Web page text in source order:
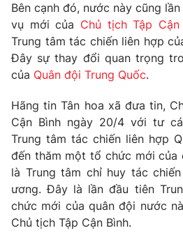
Câu chuyện quốc tế
Tài chính
Thị trường
Góc doanh nghiệp
Dữ liệu và đời sống
Truyền hình
Hậu trường
Nhân vật
Khán giả
Giải sao mai
Giải trí
Điện ảnh
Âm nhạc
Sao
Đời sống
Du lịch
Làm đẹp
Chất lượng cuộc sống
Giáo dục
Tuyển sinh
Công nghệ
Bên cạnh đó, nước này cũng
vụ mới của Chủ tịch Tập Cận
Trung tâm tác chiến liên hợp
Đây sự thay đổi quan trọng
của Quân đội Trung Quốc.
Hãng tin Tân hoa xã đưa tin,
Cận Bình ngày 20/4 với tư
Trung tâm tác chiến liên hợp
đến thăm một tổ chức mới của
là Trung tâm chỉ huy tác
ương. Đây là lần đầu tiên
chức mới của quân đội nước
Chủ tịch Tập Cận Bình.